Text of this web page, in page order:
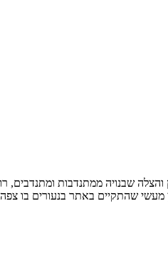
שבנויה ממתנדבות
מעשי שהתקיים באתר בנעורים בו